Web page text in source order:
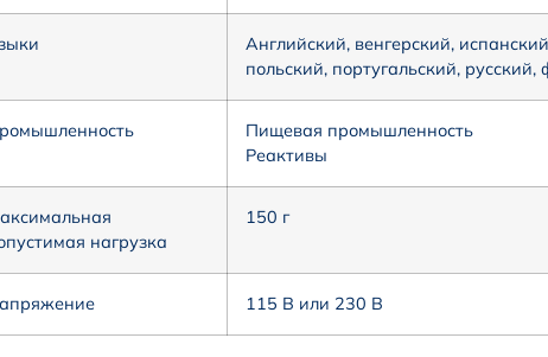
Английский, венгерский,
польский, португальский,
Пищевая промышленность
Реактивы
нагрузка
150 г
115 В или 230 В